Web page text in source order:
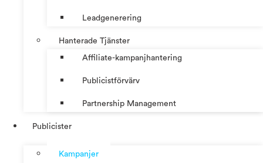
Leadgenerering
Hanterade Tjänster
Affiliate-kampanjhantering
Publicistförvärv
Partnership Management
Publicister
Kampanjer